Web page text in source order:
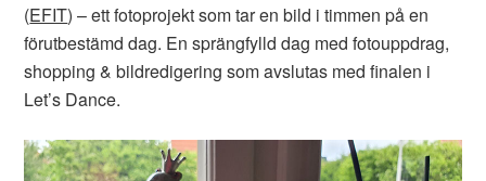
(EFIT) – ett fotoprojekt som tar en bild i timmen på en
förutbestämd dag. En sprängfylld dag med fotouppdrag,
shopping & bildredigering som avslutas med finalen i
Let’s Dance.